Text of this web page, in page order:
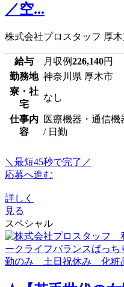
／空...
株式会社プロスタッフ 厚
給与 月収例226,140円
勤務地 神奈川県 厚木市
寮・社
宅
なし
仕事内
容
医療機器・通信
/ 日勤
＼最短45秒で完了／
応募へ進む
詳しく
見る
スペシャル